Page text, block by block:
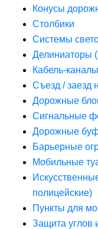
Конусы
Столбики
Системы
Делиниаторы
Кабель-
Съезд / заезд
Дорожные
Сигнальные
Дорожные
Барьерные
Мобильные
полицейские)
Пункты для
Защита углов